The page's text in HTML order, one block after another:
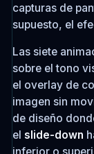
capturas de
supuesto, el
Las siete
sobre el tono
el overlay de
imagen sin
de diseño
el slide-down